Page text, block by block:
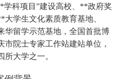
科项目”建设高校、**政府奖
学生文化素质教育基地、
留学示范基地，全国首批博
院士专家工作站建站单位，
大学之一。